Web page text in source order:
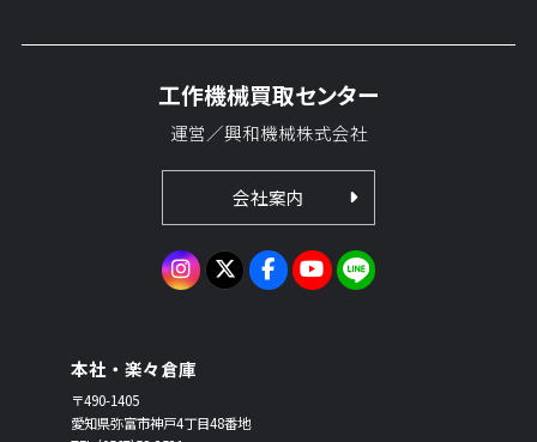
工作機械買取センター
運営／興和機械株式会社
会社案内
本社・楽々倉庫
〒490-1405
愛知県弥富市神戸4丁目48番地